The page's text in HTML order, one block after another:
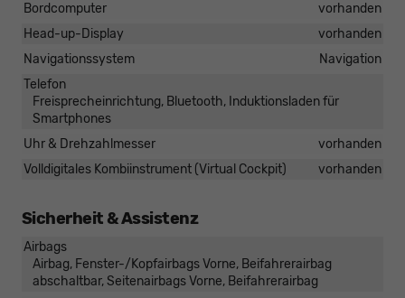
Bordcomputer
vorhanden
Head-up-Display
vorhanden
Navigationssystem
Navigation
Telefon
Freisprecheinrichtung, Bluetooth, Induktionsladen für
Smartphones
Uhr & Drehzahlmesser
vorhanden
Volldigitales Kombiinstrument (Virtual Cockpit)
vorhanden
Sicherheit & Assistenz
Airbags
Airbag, Fenster-/Kopfairbags Vorne, Beifahrerairbag
abschaltbar, Seitenairbags Vorne, Beifahrerairbag